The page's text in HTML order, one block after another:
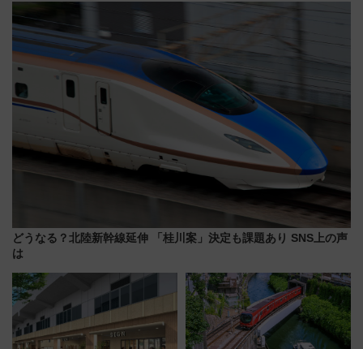
しまで
代が一日中楽しる夏のリゾート
を楽しんで
どうなる？北陸新幹線延伸 「桂川案」決定も課題あり SNS上の声
は